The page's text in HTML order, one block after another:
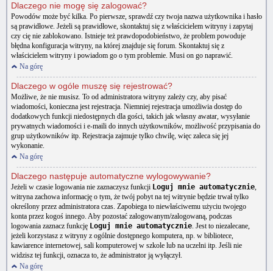
Dlaczego nie mogę się zalogować?
Powodów może być kilka. Po pierwsze, sprawdź czy twoja nazwa użytkownika i hasło
są prawidłowe. Jeżeli są prawidłowe, skontaktuj się z właścicielem witryny i zapytaj
czy cię nie zablokowano. Istnieje też prawdopodobieństwo, że problem powoduje
błędna konfiguracja witryny, na której znajduje się forum. Skontaktuj się z
właścicielem witryny i powiadom go o tym problemie. Musi on go naprawić.
Na górę
Dlaczego w ogóle muszę się rejestrować?
Możliwe, że nie musisz. To od administratora witryny zależy czy, aby pisać
wiadomości, konieczna jest rejestracja. Niemniej rejestracja umożliwia dostęp do
dodatkowych funkcji niedostępnych dla gości, takich jak własny awatar, wysyłanie
prywatnych wiadomości i e-maili do innych użytkowników, możliwość przypisania do
grup użytkowników itp. Rejestracja zajmuje tylko chwilę, więc zaleca się jej
wykonanie.
Na górę
Dlaczego następuje automatyczne wylogowywanie?
Jeżeli w czasie logowania nie zaznaczysz funkcji Loguj mnie automatycznie,
witryna zachowa informację o tym, że twój pobyt na tej witrynie będzie trwał tylko
określony przez administratora czas. Zapobiega to niewłaściwemu użyciu twojego
konta przez kogoś innego. Aby pozostać zalogowanym/zalogowaną, podczas
logowania zaznacz funkcję Loguj mnie automatycznie. Jest to niezalecane,
jeżeli korzystasz z witryny z ogólnie dostępnego komputera, np. w bibliotece,
kawiarence internetowej, sali komputerowej w szkole lub na uczelni itp. Jeśli nie
widzisz tej funkcji, oznacza to, że administrator ją wyłączył.
Na górę